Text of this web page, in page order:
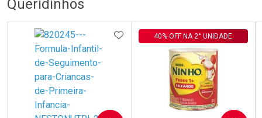
Queridinhos
ADICIONAR AOS FAVORITOS
40% OFF NA 2° UNIDADE